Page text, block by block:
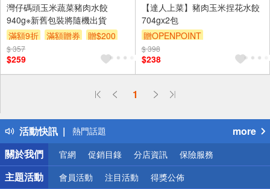
灣仔碼頭玉米蔬菜豬肉水餃
940g※新舊包裝將隨機出貨
滿額9折
滿額贈券 贈$200
$ 357
$259
【達人上菜】豬肉玉米捏花水餃
704gx2包
贈OPENPOINT
$ 398
$238
1
活動快訊
偏遠地區配送
得獎公告
熱門話題
銀行優惠
偏遠地區配送
詐騙網頁！請小心！
more
關於我們
官網 促銷目錄 分店資訊 保險服務
主題活動 會員活動 注目活動 得獎公佈